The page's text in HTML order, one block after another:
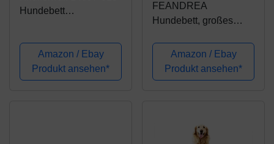
Hundebett
Hundekissen
Hundekorb Bezug
Waschbar Grosse
Amazon / Ebay
Produkt ansehen*
FEANDREA
Hundebett, großes
abnehmbar und
maschinenwaschbar,
kuscheliger
Amazon / Ebay
Produkt ansehen*